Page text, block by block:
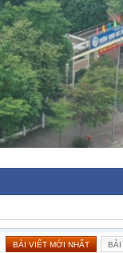
BÀI VIẾT MỚI NHẤT BÀI